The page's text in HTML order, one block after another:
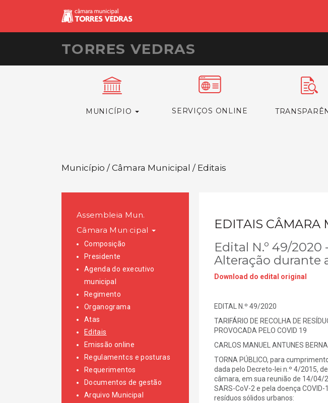
TORRES VEDRAS
MUNICÍPIO SERVIÇOS ONLINE
Município / Câmara Municipal / Editais
Assembleia Mun.
Câmara Municipal
Composição
Presidente
Agenda do executivo
municipal
Regimento
Organograma
Atas
Editais
Emissão online
Regulamentos e posturas
Requerimentos
Documentos de gestão
Arquivo Municipal
EDITAIS CÂMARA
Edital N.º 49/2020
Alteração durante
Download do edital original
EDITAL N.º 49/2020
TARIFÁRIO DE RECOLHA DE
PROVOCADA PELO COVID 19
CARLOS MANUEL ANTUNES
TORNA PÚBLICO, para
dada pelo Decreto-lei n.º 4/2015,
câmara, em sua reunião de 14/04/
SARS-CoV-2 e pela doença
resíduos sólidos urbanos: